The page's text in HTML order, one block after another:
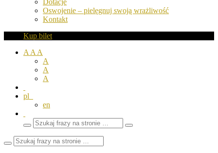
Oswojenie – pielęgnuj swoją wrażliwość
Kontakt
Kup bilet
A A A
A
A
A
pl
en
Wyszukaj
frazy
Zamknij